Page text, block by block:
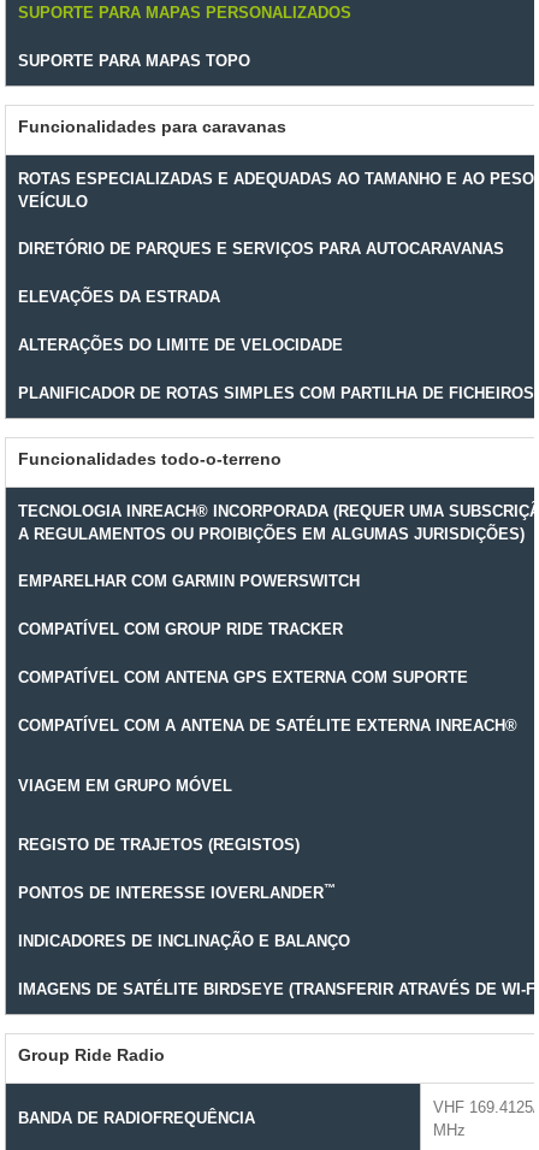
SUPORTE PARA MAPAS PERSONALIZADOS
SUPORTE PARA MAPAS TOPO
Funcionalidades para caravanas
ROTAS ESPECIALIZADAS E ADEQUADAS AO TAMANHO E AO PESO
VEÍCULO
DIRETÓRIO DE PARQUES E SERVIÇOS PARA AUTOCARAVANAS
ELEVAÇÕES DA ESTRADA
ALTERAÇÕES DO LIMITE DE VELOCIDADE
PLANIFICADOR DE ROTAS SIMPLES COM PARTILHA DE FICHEIROS
Funcionalidades todo-o-terreno
TECNOLOGIA INREACH® INCORPORADA (REQUER UMA
A REGULAMENTOS OU PROIBIÇÕES EM ALGUMAS JURISDIÇÕES)
EMPARELHAR COM GARMIN POWERSWITCH
COMPATÍVEL COM GROUP RIDE TRACKER
COMPATÍVEL COM ANTENA GPS EXTERNA COM SUPORTE
COMPATÍVEL COM A ANTENA DE SATÉLITE EXTERNA INREACH®
VIAGEM EM GRUPO MÓVEL
REGISTO DE TRAJETOS (REGISTOS)
PONTOS DE INTERESSE IOVERLANDER™
INDICADORES DE INCLINAÇÃO E BALANÇO
IMAGENS DE SATÉLITE BIRDSEYE (TRANSFERIR ATRAVÉS DE WI-
Group Ride Radio
BANDA DE RADIOFREQUÊNCIA
VHF
MHz